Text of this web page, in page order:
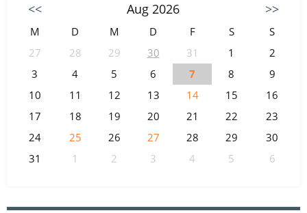
<<
Aug 2026 >>
M D M D F S
S
27
28 29 30 31 1
2
3
4 5 6 7 8
9
10
11 12 13 14 15
16
17
18 19 20 21 22
23
24
25 26 27 28 29
30
31
1 2 3 4 5 6